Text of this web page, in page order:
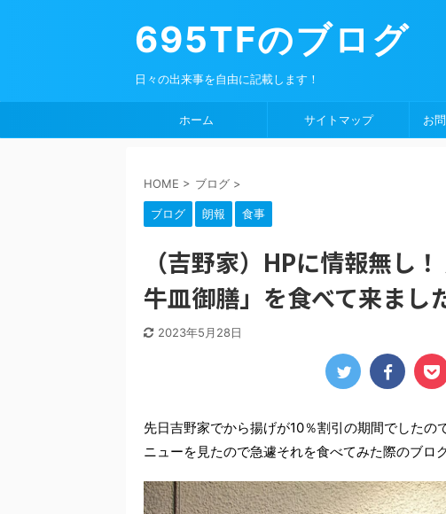
695TFのブログ
日々の出来事を自由に記載します！
ホーム サイトマップ お
HOME > ブログ >
ブログ 朗報 食事
（吉野家）HPに情報無し
牛皿御膳」を食べて来まし
2023年5月28日
先日吉野家でから揚げが10％割引の期間でした
ニューを見たので急遽それを食べてみた際のブログ